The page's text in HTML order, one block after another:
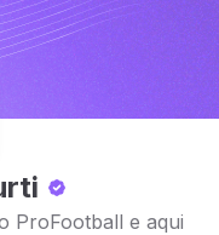
ProFootball e aqui